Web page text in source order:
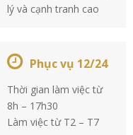
lý và cạnh tranh cao
Phục vụ 12/24
Thời gian làm việc từ
8h – 17h30
Làm việc từ T2 – T7